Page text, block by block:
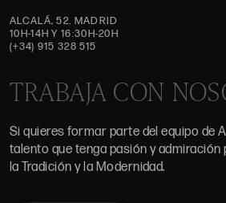
ALCALÁ, 52. MADRID
10H-14H Y 16:30H-20H
(+34) 915 328 515
TRABAJA CON
Si quieres formar parte del equipo de
talento que tenga pasión y admiración
la Tradición y la Modernidad.